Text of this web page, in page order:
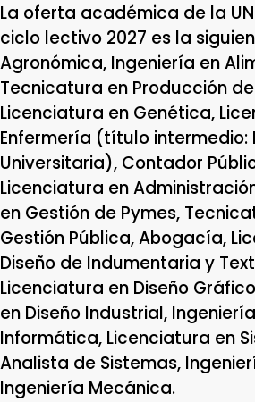
La oferta académica de la
ciclo lectivo 2027 es la
Agronómica, Ingeniería en
Tecnicatura en Producción
Licenciatura en Genética,
Enfermería (título intermedio:
Universitaria), Contador
Licenciatura en
en Gestión de Pymes,
Gestión Pública, Abogacía,
Diseño de Indumentaria y
Licenciatura en Diseño
en Diseño Industrial,
Informática, Licenciatura en
Analista de Sistemas,
Ingeniería Mecánica.